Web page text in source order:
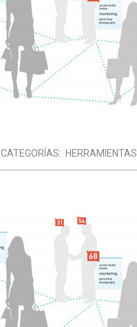
CATEGORÍAS: HERRAMIENTAS